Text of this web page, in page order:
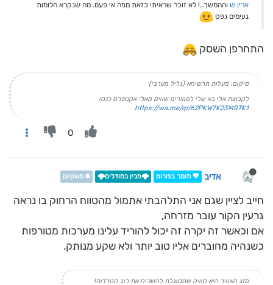
ארין ש וההמשך…! לא זוכר שראיתי כזאת מפה אי פעם. מה שנקרא חלומות
נעימים גפס
התחרפן השסק
מיקום: מעלות תרשיחא (גליל מערבי)
לקבוצת אלי בא שלי למוצרים שווים מאלי אקספרס כנסו
https://wa.me/qr/62PKW7K23MRTK1
0
אדיב 💖 תומך בפורום 🌩️מבין במודלים🌩️ ❄️ משקיען
חייב לציין שגם אני התלהבתי אתמול מהטווח הרחוק בו נראה
גרעין הקור עובר מזרחה,
אם וכאשר זה יקרה זה יכול להוריד עלינו מערכות מטורפות
כשנהיה מחוברים אליו טוב יותר ולא שקע מנותק.
מזג האוויר היא חוויה שמסוגלת להשכיח את רוב הטרדות!